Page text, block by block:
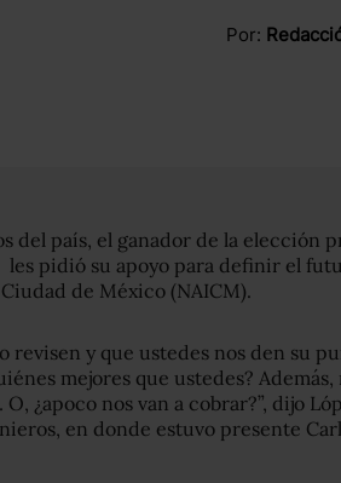
Por:
del país, el ganador de la elección
pidió su apoyo para definir el
de México (NAICM).
revisen y que ustedes nos den su
mejores que ustedes? Además,
¿apoco nos van a cobrar?”, dijo
en donde estuvo presente